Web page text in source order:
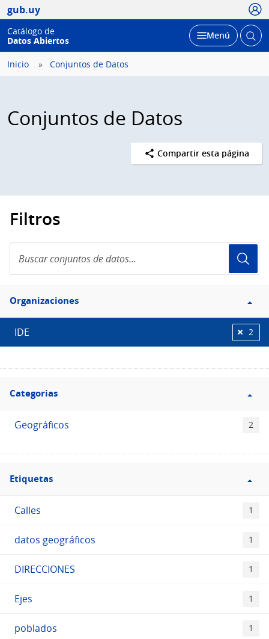
gub.uy
Catálogo de
Datos Abiertos
Desplegar
Menú Abrir
Inicio Conjuntos de Datos
Conjuntos de Datos
Compartir esta página
Filtros
conjuntos
de
Filtro
Organizaciones
Organizaciones
IDE 2
Filtro
Categorias
Categorias
Geográficos 2
Filtro
Etiquetas
Etiquetas
Calles 1
datos geográficos 1
DIRECCIONES 1
Ejes 1
poblados 1